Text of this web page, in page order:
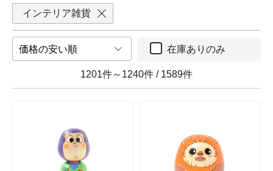
インテリア雑貨
在庫ありのみ
1201件～1240件 / 1589件